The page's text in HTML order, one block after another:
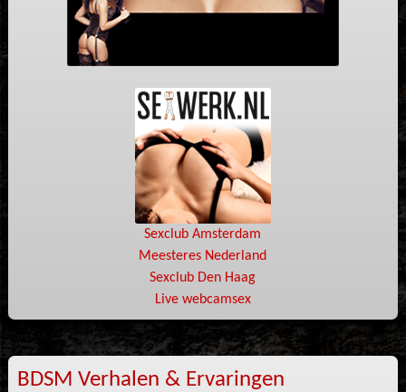
Sexclub Amsterdam
Meesteres Nederland
Sexclub Den Haag
Live webcamsex
BDSM Verhalen & Ervaringen